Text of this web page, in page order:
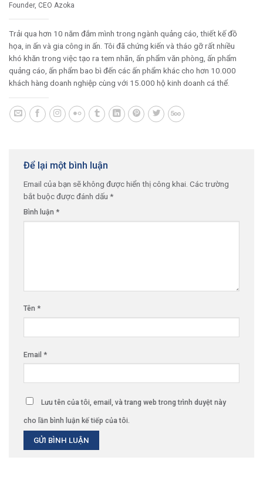
Founder, CEO Azoka
Trải qua hơn 10 năm đắm mình trong ngành quảng cáo, thiết kế đồ
họa, in ấn và gia công in ấn. Tôi đã chứng kiến và tháo gỡ rất nhiều
khó khăn trong việc tạo ra tem nhãn, ấn phẩm văn phòng, ấn phẩm
quảng cáo, ấn phẩm bao bì đến các ấn phẩm khác cho hơn 10.000
khách hàng doanh nghiệp cùng với 15.000 hộ kinh doanh cá thể.
Để lại một bình luận
Email của bạn sẽ không được hiển thị công khai. Các trường
bắt buộc được đánh dấu *
Bình luận *
Tên *
Email *
Lưu tên của tôi, email, và trang web trong trình duyệt này
cho lần bình luận kế tiếp của tôi.